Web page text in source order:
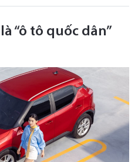
“ô tô quốc dân”